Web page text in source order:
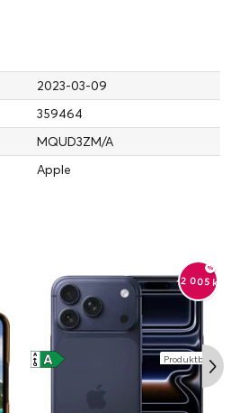
2023-03-09
359464
MQUD3ZM/A
Apple
-2 005 kr
A
A
↑
G Produktblad